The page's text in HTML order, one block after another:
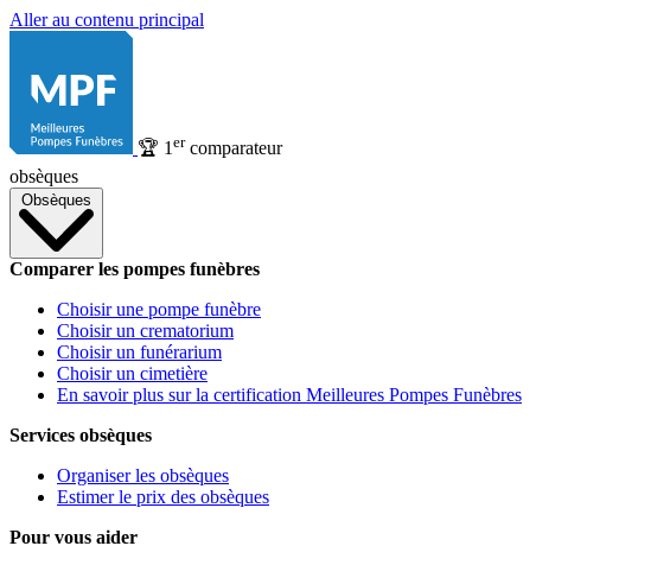
Aller au contenu principal
🏆 1 ercomparateur
obsèques
Obsèques
Comparer les pompes funèbres
Choisir une pompe funèbre
Choisir un crematorium
Choisir un funérarium
Choisir un cimetière
En savoir plus sur la certification Meilleures Pompes Funèbres
Services obsèques
Organiser les obsèques
Estimer le prix des obsèques
Pour vous aider